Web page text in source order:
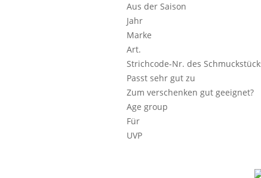
Aus der Saison
Jahr
Marke
Art.
Strichcode-Nr. des
Passt sehr gut zu
Zum verschenken gut geeignet?
Age group
Für
UVP